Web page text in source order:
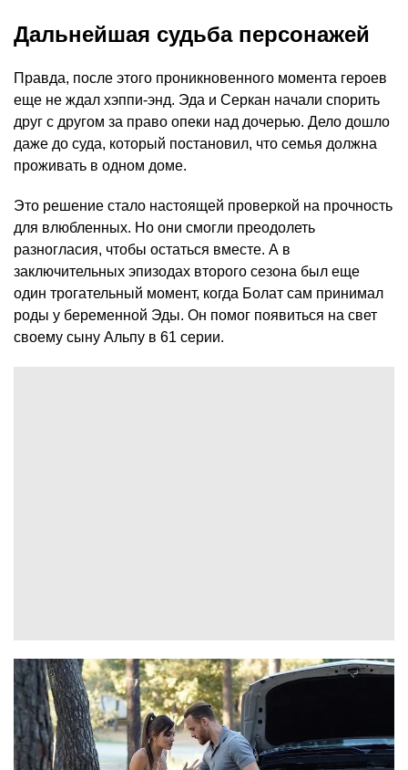
Дальнейшая судьба персонажей
Правда, после этого проникновенного момента героев
еще не ждал хэппи-энд. Эда и Серкан начали спорить
друг с другом за право опеки над дочерью. Дело дошло
даже до суда, который постановил, что семья должна
проживать в одном доме.
Это решение стало настоящей проверкой на прочность
для влюбленных. Но они смогли преодолеть
разногласия, чтобы остаться вместе. А в
заключительных эпизодах второго сезона был еще
один трогательный момент, когда Болат сам принимал
роды у беременной Эды. Он помог появиться на свет
своему сыну Альпу в 61 серии.